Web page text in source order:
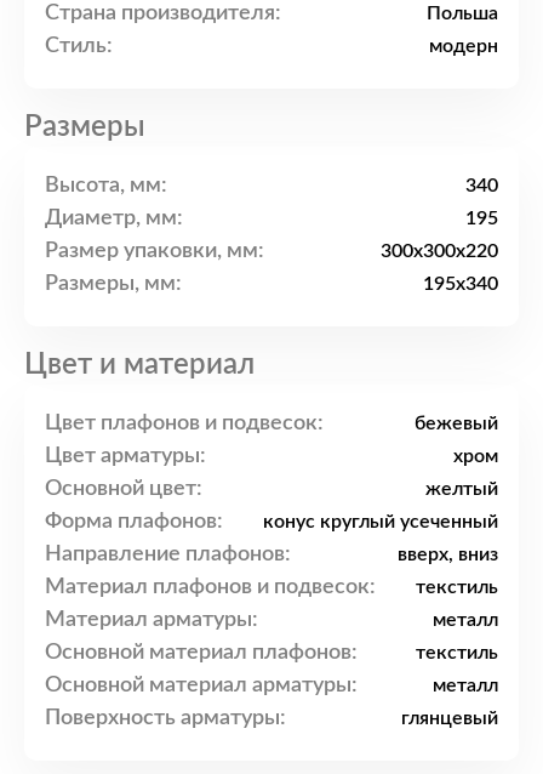
Страна производителя: Польша
Стиль: модерн
Размеры
Высота, мм: 340
Диаметр, мм: 195
Размер упаковки, мм: 300x300x220
Размеры, мм: 195x340
Цвет и материал
Цвет плафонов и подвесок: бежевый
Цвет арматуры: хром
Основной цвет: желтый
Форма плафонов: конус круглый усеченный
Направление плафонов: вверх, вниз
Материал плафонов и подвесок: текстиль
Материал арматуры: металл
Основной материал плафонов: текстиль
Основной материал арматуры: металл
Поверхность арматуры: глянцевый